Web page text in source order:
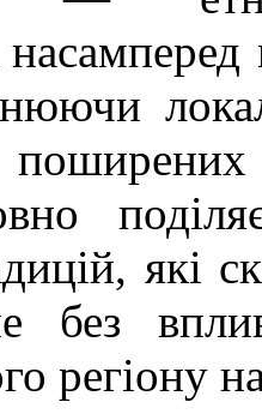
які
без
регіону